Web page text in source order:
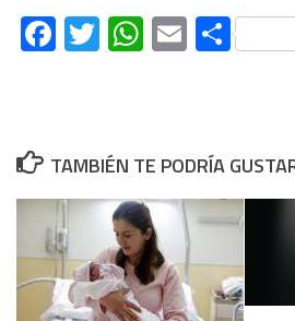
Facebook
Twitter
WhatsApp
Email
TAMBIÉN TE PODRÍA